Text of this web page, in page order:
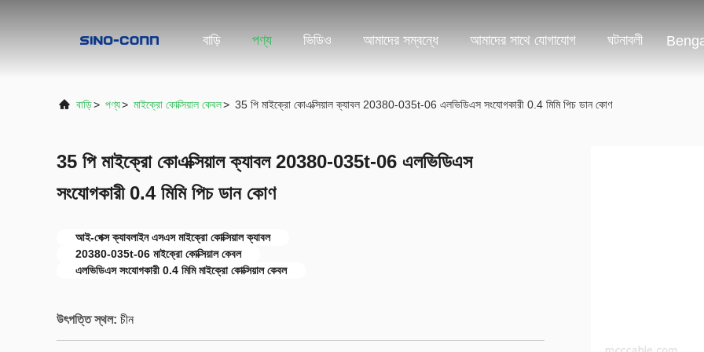
বাড়ি পণ্য ভিডিও আমাদের সম্বন্ধে আমাদের সাথে যোগাযোগ ঘটনাবলী
বাড়ি> পণ্য> মাইক্রো কোক্সিয়াল কেবল> 35 পি মাইক্রো কোএক্সিয়াল ক্যাবল 20380-035t-06 এলভিডিএস সংযোগকারী 0.4 মিমি পিচ ডান কোণ
35 পি মাইক্রো কোএক্সিয়াল ক্যাবল 20380-035t-06 এলভিডিএস
সংযোগকারী 0.4 মিমি পিচ ডান কোণ
আই-পেক্স ক্যাবলাইন এসএস মাইক্রো কোক্সিয়াল ক্যাবল
20380-035t-06 মাইক্রো কোক্সিয়াল কেবল
এলভিডিএস সংযোগকারী 0.4 মিমি মাইক্রো কোক্সিয়াল কেবল
উৎপত্তি স্থল: চীন